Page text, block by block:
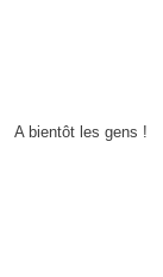
A bientôt les gens !